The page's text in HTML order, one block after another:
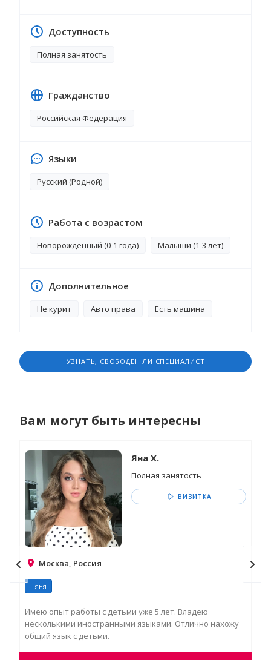
Доступность
Полная занятость
Гражданство
Российская Федерация
Языки
Русский (Родной)
Работа с возрастом
Новорожденный (0-1 года) Малыши (1-3 лет)
Дополнительное
Не курит Авто права Есть машина
УЗНАТЬ, СВОБОДЕН ЛИ СПЕЦИАЛИСТ
Вам могут быть интересны
Яна Х.
Полная занятость
ВИЗИТКА
Москва, Россия
Няня
Имею опыт работы с детьми уже 5 лет. Владею
несколькими иностранными языками. Отлично нахожу
общий язык с детьми.